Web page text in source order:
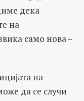
дека
на
само нова –
на
да се случи